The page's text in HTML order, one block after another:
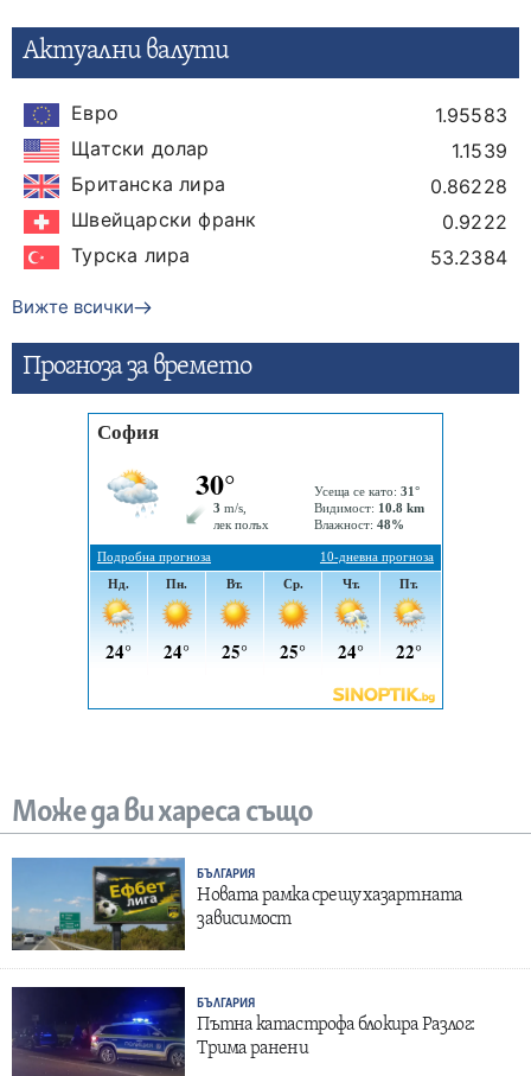
Актуални валути
Евро
1.95583
Щатски долар
1.1539
Британска лира
0.86228
Швейцарски франк
0.9222
Турска лира
53.2384
Вижте всички
Прогнозa за времето
Може да ви хареса също
БЪЛГАРИЯ
Новата рамка срещу хазартната
зависимост
БЪЛГАРИЯ
Пътна катастрофа блокира Разлог:
Трима ранени